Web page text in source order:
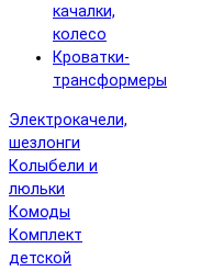
качалки,
колесо
Кроватки-
трансформеры
Электрокачели,
шезлонги
Колыбели и
люльки
Комоды
Комплект
детской